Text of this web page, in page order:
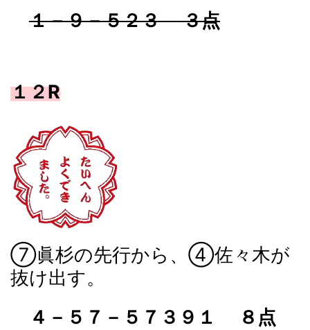
１－９－５２３ ３点
１２R
⑦眞杉の先行から、④佐々木が
抜け出す。
４－５７－５７３９１ ８点